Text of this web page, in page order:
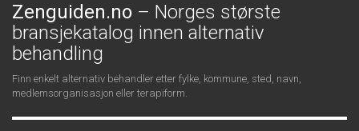
Zenguiden.no – Norges største
bransjekatalog innen alternativ
behandling
Finn enkelt alternativ behandler etter fylke, kommune, sted, navn,
medlemsorganisasjon eller terapiform.